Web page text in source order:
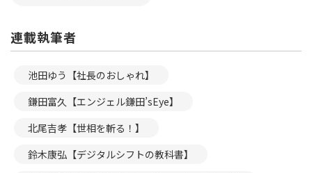
連載執筆者
池田ゆう【社長のおしゃれ】
鎌田富久【エンジェル鎌田’sEye】
北尾吉孝【世相を斬る！】
鈴木康弘【デジタルシフトの教科書】